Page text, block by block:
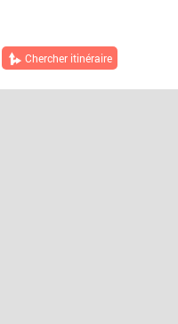
Chercher itinéraire